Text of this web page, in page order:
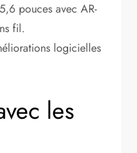
pouces avec AR-
fil.
logicielles
les